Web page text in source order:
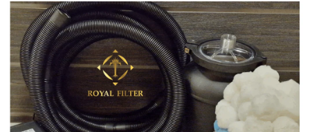
produktu
je
5,0
z
5
hvězdiček.